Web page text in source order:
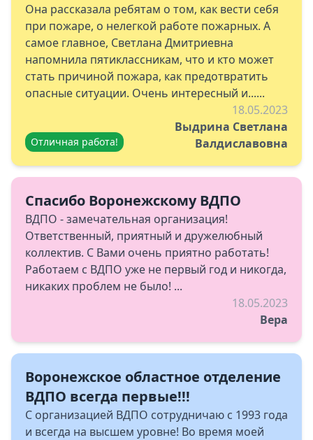
Она рассказала ребятам о том, как вести себя
при пожаре, о нелегкой работе пожарных. А
самое главное, Светлана Дмитриевна
напомнила пятиклассникам, что и кто может
стать причиной пожара, как предотвратить
опасные ситуации. Очень интересный и......
Отличная работа!
18.05.2023
Выдрина Светлана
Валдиславовна
Спасибо Воронежскому ВДПО
ВДПО - замечательная организация!
Ответственный, приятный и дружелюбный
коллектив. С Вами очень приятно работать!
Работаем с ВДПО уже не первый год и никогда,
никаких проблем не было! ...
18.05.2023
Вера
Воронежское областное отделение
ВДПО всегда первые!!!
С организацией ВДПО сотрудничаю с 1993 года
и всегда на высшем уровне! Во время моей